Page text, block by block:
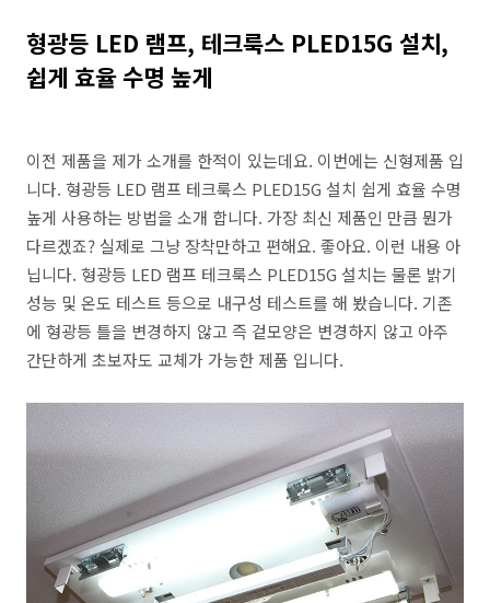
형광등 LED 램프, 테크룩스 PLED15G 설치,
쉽게 효율 수명 높게
이전 제품을 제가 소개를 한적이 있는데요. 이번에는 신형제품 입
니다. 형광등 LED 램프 테크룩스 PLED15G 설치 쉽게 효율 수명
높게 사용하는 방법을 소개 합니다. 가장 최신 제품인 만큼 뭔가
다르겠죠? 실제로 그냥 장착만하고 편해요. 좋아요. 이런 내용 아
닙니다. 형광등 LED 램프 테크룩스 PLED15G 설치는 물론 밝기
성능 및 온도 테스트 등으로 내구성 테스트를 해 봤습니다. 기존
에 형광등 틀을 변경하지 않고 즉 겉모양은 변경하지 않고 아주
간단하게 초보자도 교체가 가능한 제품 입니다.